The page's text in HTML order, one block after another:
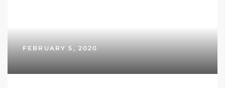
FEBRUARY 5, 2020